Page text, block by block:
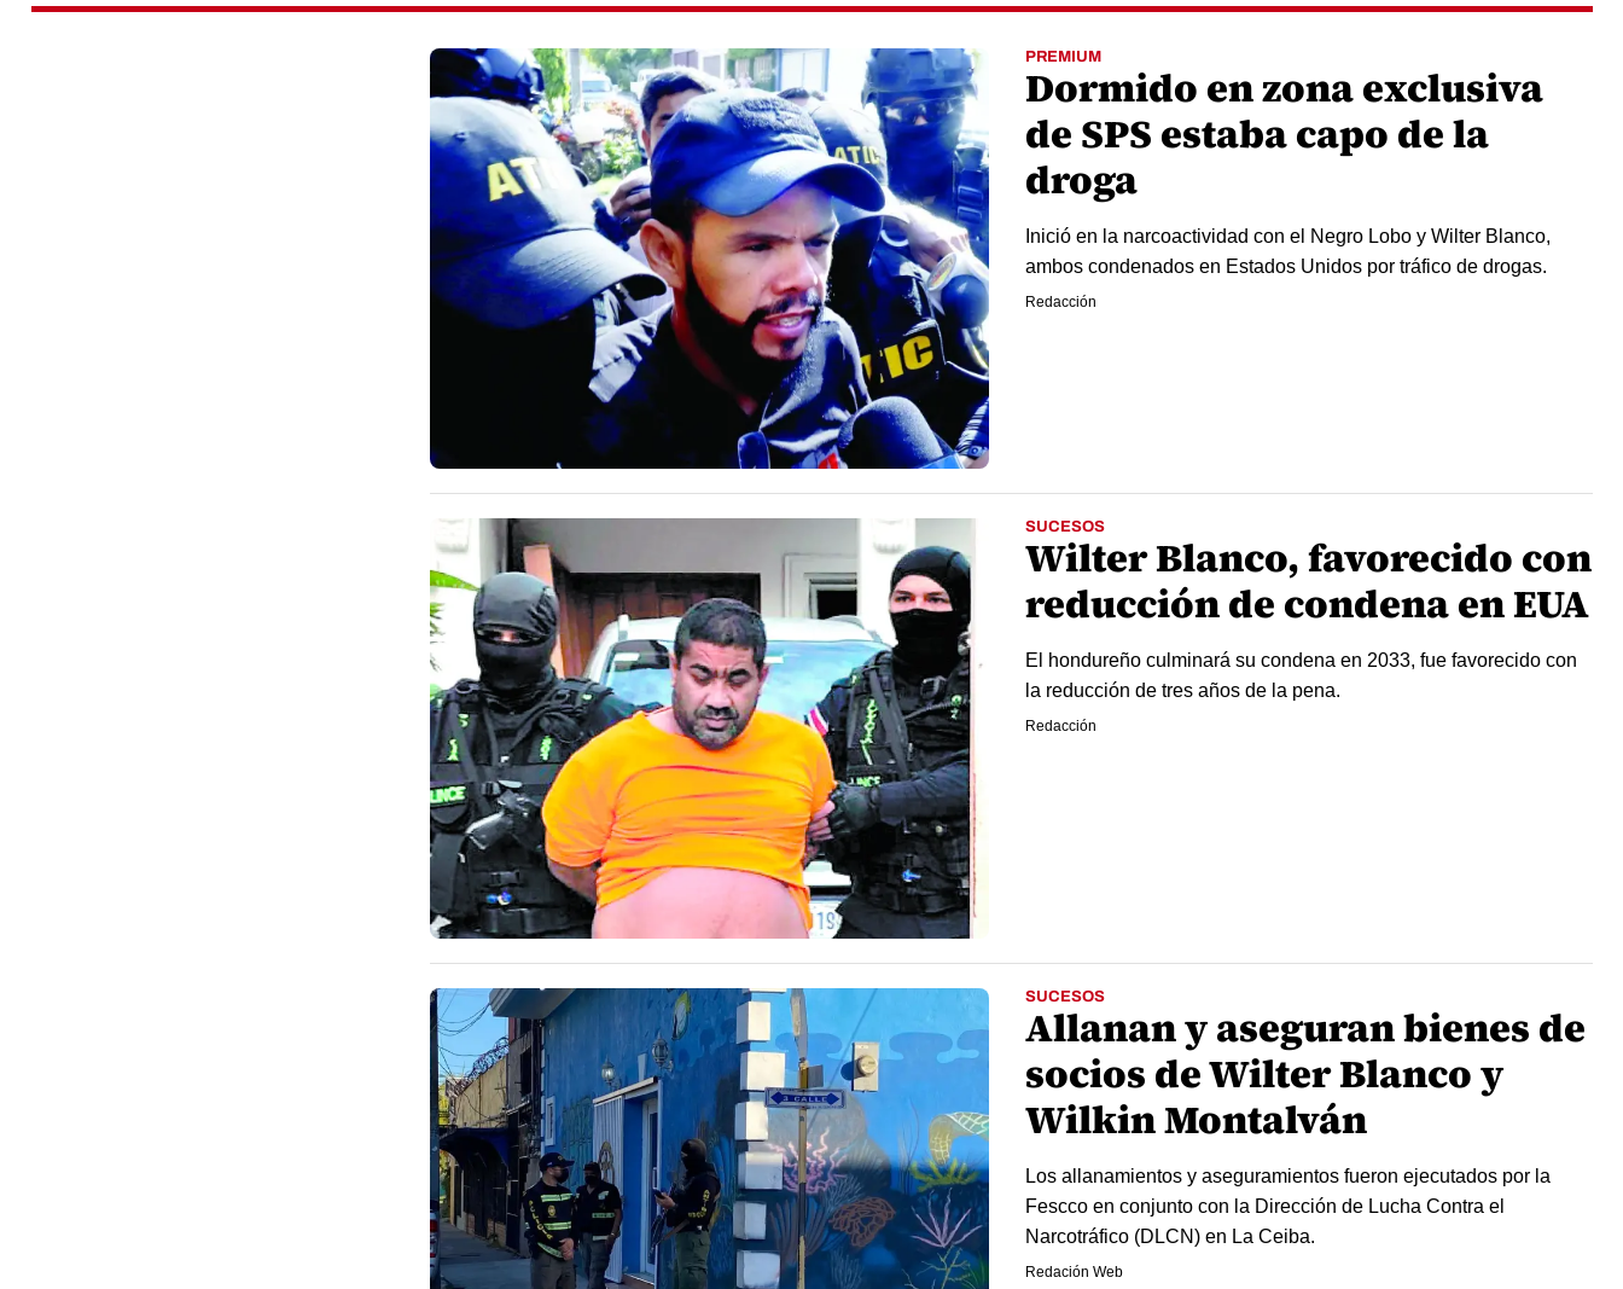
PREMIUM
Dormido en zona exclusiva
de SPS estaba capo de la
droga
Inició en la narcoactividad con el Negro Lobo y Wilter Blanco,
ambos condenados en Estados Unidos por tráfico de drogas.
Redacción
SUCESOS
Wilter Blanco, favorecido con
reducción de condena en EUA
El hondureño culminará su condena en 2033, fue favorecido con
la reducción de tres años de la pena.
Redacción
SUCESOS
Allanan y aseguran bienes de
socios de Wilter Blanco y
Wilkin Montalván
Los allanamientos y aseguramientos fueron ejecutados por la
Fescco en conjunto con la Dirección de Lucha Contra el
Narcotráfico (DLCN) en La Ceiba.
Redación Web